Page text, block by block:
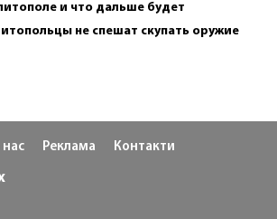
и что дальше будет
не спешат скупать оружие
Реклама Контакти